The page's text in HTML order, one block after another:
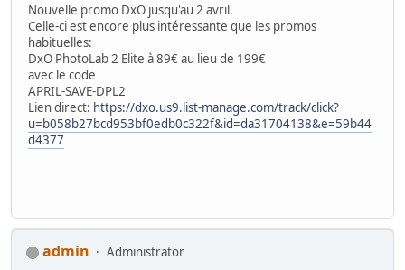
Nouvelle promo DxO jusqu'au 2 avril.
Celle-ci est encore plus intéressante que les promos
habituelles:
DxO PhotoLab 2 Elite à 89€ au lieu de 199€
avec le code
APRIL-SAVE-DPL2
Lien direct: https://dxo.us9.list-manage.com/track/click?
u=b058b27bcd953bf0edb0c322f&id=da31704138&e=59b44
d4377
admin
Administrator